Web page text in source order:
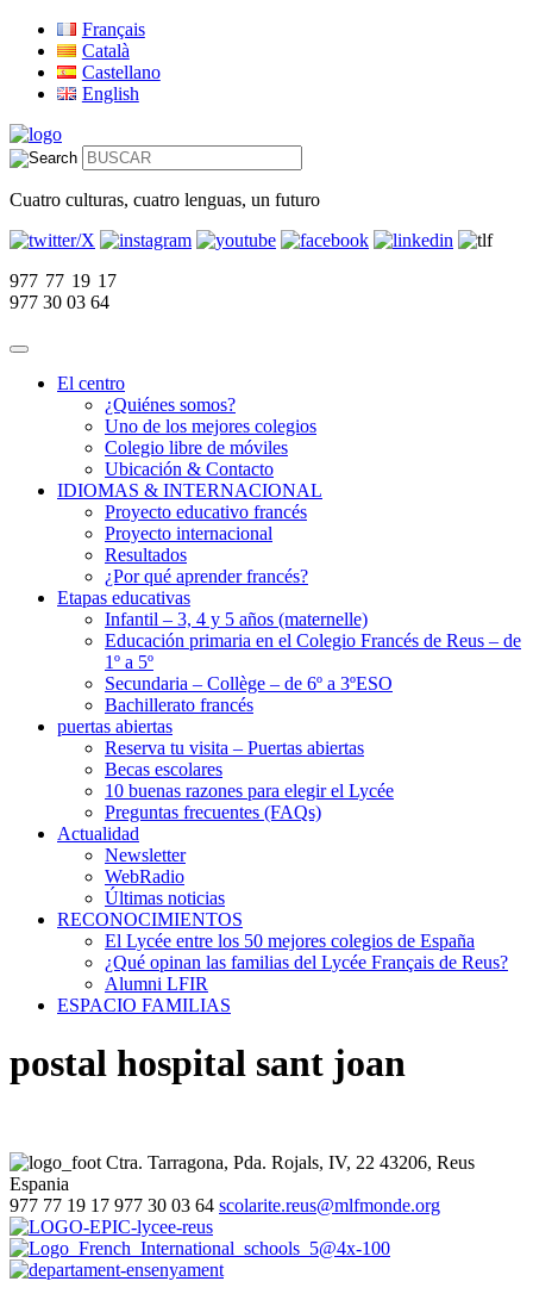
Français
Català
Castellano
English
Cuatro culturas, cuatro lenguas, un futuro
977 77 19 17
977 30 03 64
El centro
¿Quiénes somos?
Uno de los mejores colegios
Colegio libre de móviles
Ubicación & Contacto
IDIOMAS & INTERNACIONAL
Proyecto educativo francés
Proyecto internacional
Resultados
¿Por qué aprender francés?
Etapas educativas
Infantil – 3, 4 y 5 años (maternelle)
Educación primaria en el Colegio Francés de Reus – de
1º a 5º
Secundaria – Collège – de 6º a 3ºESO
Bachillerato francés
puertas abiertas
Reserva tu visita – Puertas abiertas
Becas escolares
10 buenas razones para elegir el Lycée
Preguntas frecuentes (FAQs)
Actualidad
Newsletter
WebRadio
Últimas noticias
RECONOCIMIENTOS
El Lycée entre los 50 mejores colegios de España
¿Qué opinan las familias del Lycée Français de Reus?
Alumni LFIR
ESPACIO FAMILIAS
postal hospital sant joan
Ctra. Tarragona, Pda. Rojals, IV, 22 43206, Reus
Espania
977 77 19 17 977 30 03 64 scolarite.reus@mlfmonde.org